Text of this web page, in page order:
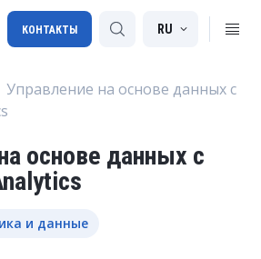
RU
КОНТАКТЫ
Управление на основе данных с
основе данных с
и данные